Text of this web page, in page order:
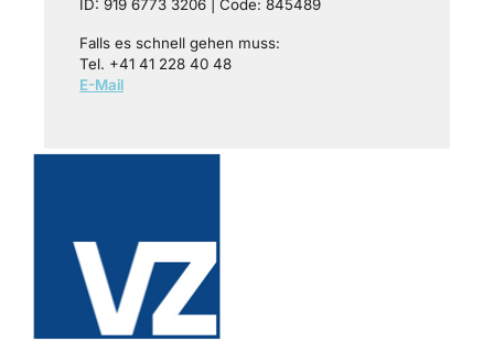
ID: 919 6773 3206 | Code: 845489
Falls es schnell gehen muss:
Tel. +41 41 228 40 48
E-Mail